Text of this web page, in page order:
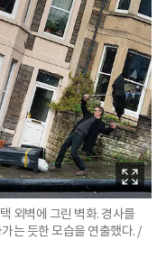
외벽에 그린 벽화. 경사를
는 듯한 모습을 연출했다. /